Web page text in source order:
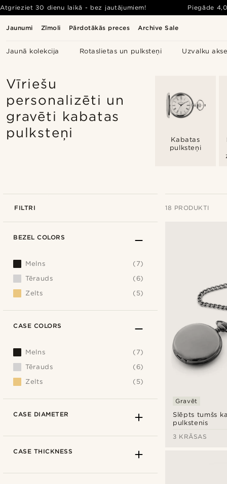
Jaunumi Zīmoli Pārdotākās preces Archive Sale
Jaunā kolekcija Rotaslietas un pulksteņi Uzvalku
Atgrieziet 30 dienu laikā - bez jautājumiem! Piegāde
Vīriešu
personalizēti un
gravēti kabatas
pulksteņi
Kabatas
pulksteņi
FILTRI 18 PRODUKTI
Slēpts tumšs
pulkstenis
Gravēt
3 KRĀSAS
BEZEL COLORS
Melns
(7)
Tērauds
(6)
Zelts
(5)
CASE COLORS
Melns
(7)
Tērauds
(6)
Zelts
(5)
CASE DIAMETER
CASE THICKNESS